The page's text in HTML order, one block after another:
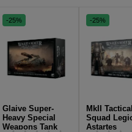
-25%
Glaive Super-
Heavy Special
Weapons Tank
-25%
MkII
Squad
Astartes